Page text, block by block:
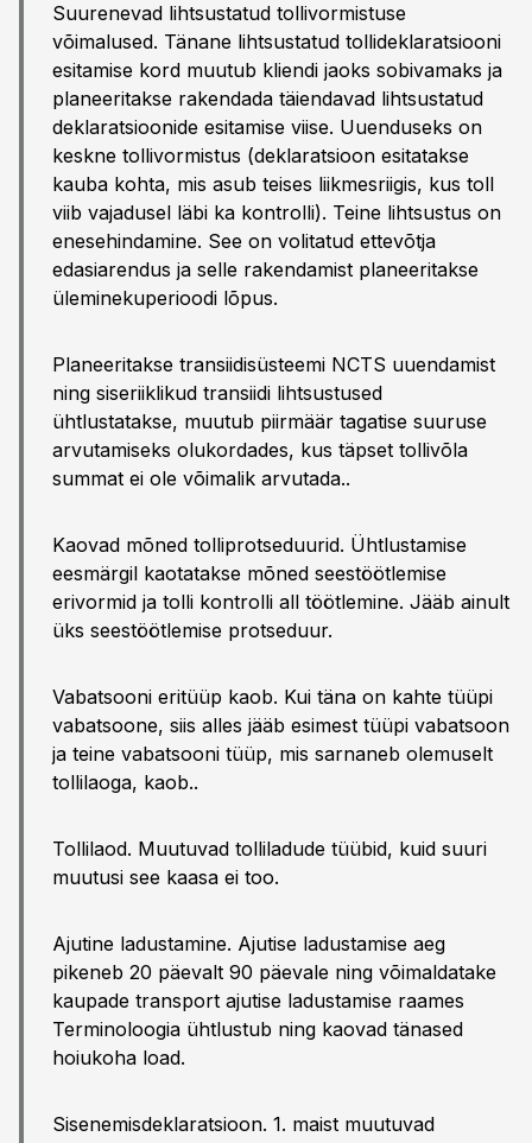
Suurenevad lihtsustatud tollivormistuse
võimalused. Tänane lihtsustatud tollideklaratsiooni
esitamise kord muutub kliendi jaoks sobivamaks ja
planeeritakse rakendada täiendavad lihtsustatud
deklaratsioonide esitamise viise. Uuenduseks on
keskne tollivormistus (deklaratsioon esitatakse
kauba kohta, mis asub teises liikmesriigis, kus toll
viib vajadusel läbi ka kontrolli). Teine lihtsustus on
enesehindamine. See on volitatud ettevõtja
edasiarendus ja selle rakendamist planeeritakse
üleminekuperioodi lõpus.
Planeeritakse transiidisüsteemi NCTS uuendamist
ning siseriiklikud transiidi lihtsustused
ühtlustatakse, muutub piirmäär tagatise suuruse
arvutamiseks olukordades, kus täpset tollivõla
summat ei ole võimalik arvutada..
Kaovad mõned tolliprotseduurid. Ühtlustamise
eesmärgil kaotatakse mõned seestöötlemise
erivormid ja tolli kontrolli all töötlemine. Jääb ainult
üks seestöötlemise protseduur.
Vabatsooni eritüüp kaob. Kui täna on kahte tüüpi
vabatsoone, siis alles jääb esimest tüüpi vabatsoon
ja teine vabatsooni tüüp, mis sarnaneb olemuselt
tollilaoga, kaob..
Tollilaod. Muutuvad tolliladude tüübid, kuid suuri
muutusi see kaasa ei too.
Ajutine ladustamine. Ajutise ladustamise aeg
pikeneb 20 päevalt 90 päevale ning võimaldatake
kaupade transport ajutise ladustamise raames
Terminoloogia ühtlustub ning kaovad tänased
hoiukoha load.
Sisenemisdeklaratsioon. 1. maist muutuvad